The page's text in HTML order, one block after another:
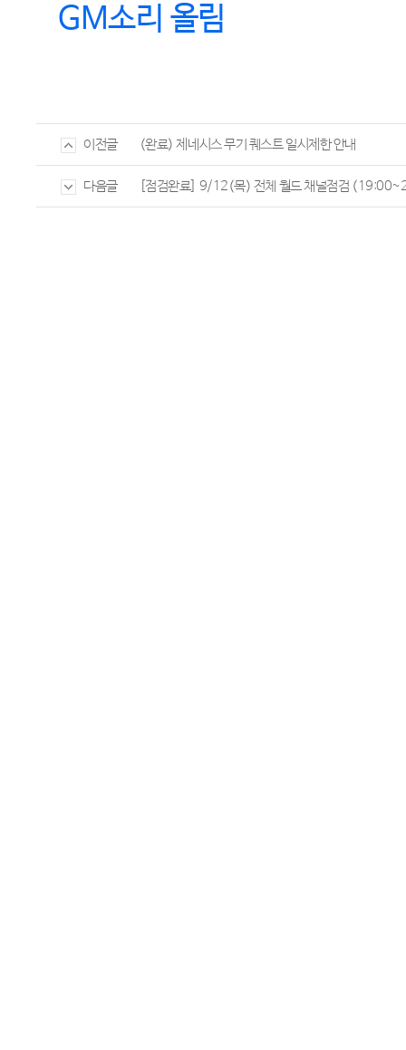
GM소리 올림
이전글 (완료) 제네시스 무기 퀘스트 일시제한 안내
다음글 [점검완료] 9/12(목) 전체 월드 채널점검